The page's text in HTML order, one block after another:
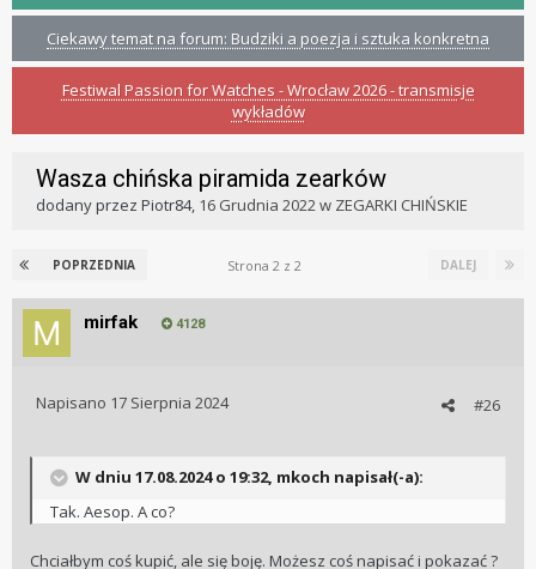
Ciekawy temat na forum: Budziki a poezja i sztuka konkretna
Festiwal Passion for Watches - Wrocław 2026 - transmisje
wykładów
Wasza chińska piramida zearków
dodany przez Piotr84, 16 Grudnia 2022w ZEGARKI CHIŃSKIE
POPRZEDNIA DALEJ
Strona 2 z 2
mirfak 4128
#26
Napisano 17 Sierpnia 2024
W dniu 17.08.2024 o 19:32, mkoch napisał(-a):
Tak. Aesop. A co?
Chciałbym coś kupić, ale się boję. Możesz coś napisać i pokazać ?